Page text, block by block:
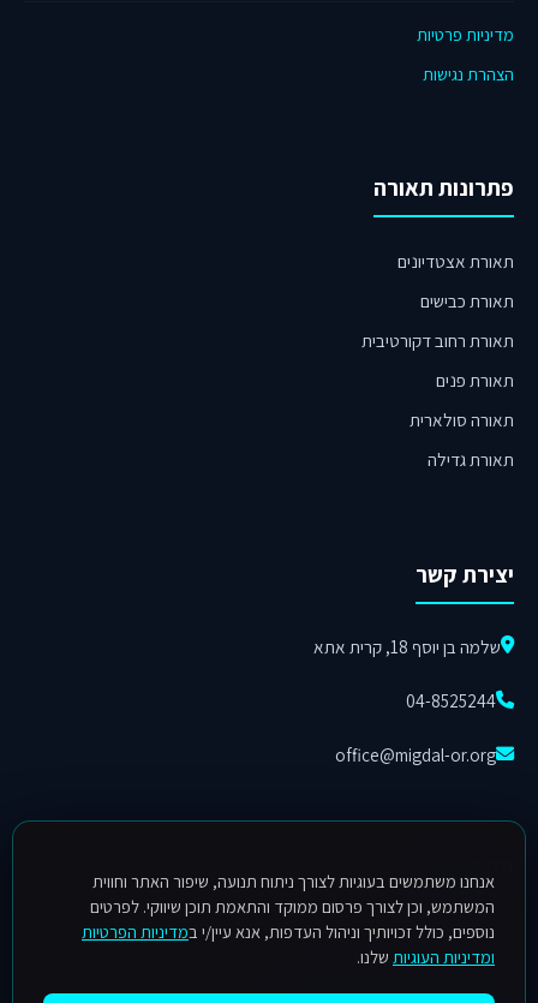
מדיניות פרטיות
הצהרת נגישות
פתרונות תאורה
תאורת אצטדיונים
תאורת כבישים
תאורת רחוב דקורטיבית
תאורת פנים
תאורה סולארית
תאורת גדילה
יצירת קשר
שלמה בן יוסף 18, קרית אתא
04-8525244
office@migdal-or.org
הישארו מעודכנים בפרויקטים, בחידושים ובפתרונות התאורה המתקדמים
שלנו בעמוד הפייסבוק.
אנחנו משתמשים בעוגיות לצורך ניתוח תנועה, שיפור האתר וחווית
המשתמש, וכן לצורך פרסום ממוקד והתאמת תוכן שיווקי. לפרטים
נוספים, כולל זכויותיך וניהול העדפות, אנא עיין/י במדיניות הפרטיות
ומדיניות העוגיות שלנו.